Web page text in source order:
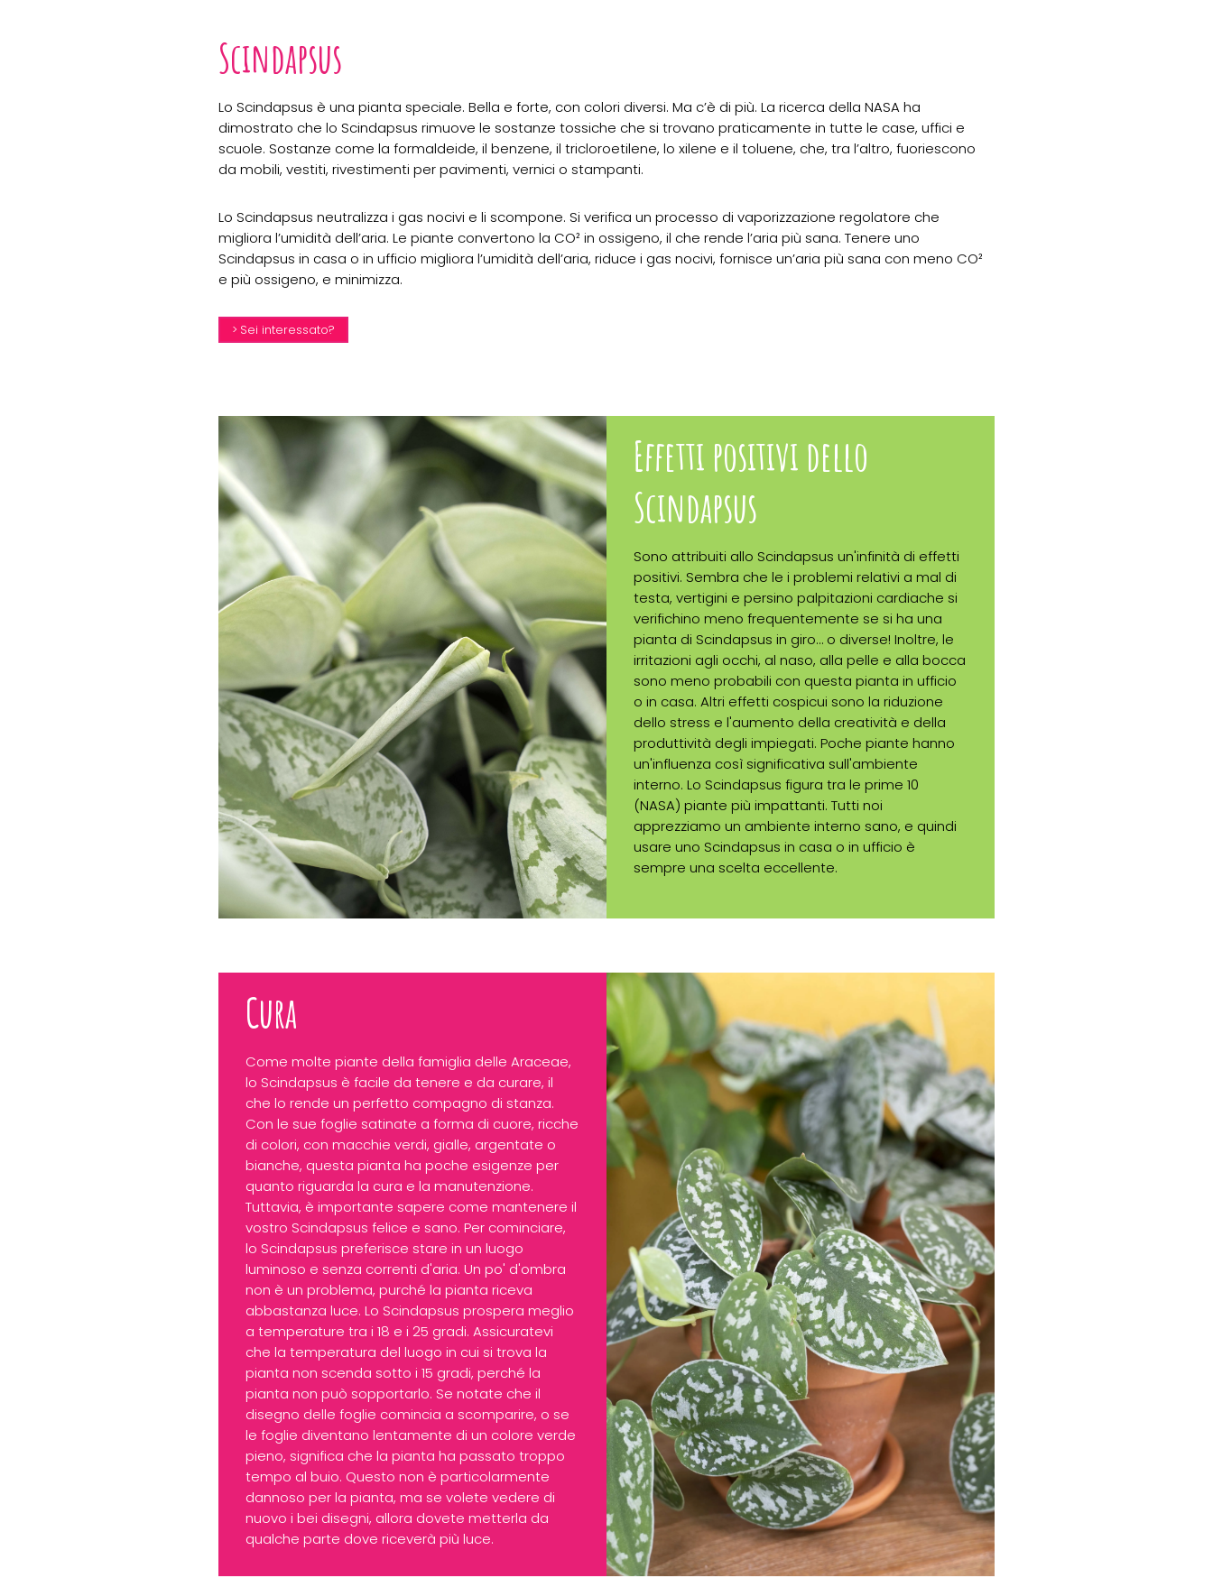
Scindapsus
Lo Scindapsus è una pianta speciale. Bella e forte, con colori diversi. Ma c’è di più. La ricerca della NASA ha
dimostrato che lo Scindapsus rimuove le sostanze tossiche che si trovano praticamente in tutte le case, uffici e
scuole. Sostanze come la formaldeide, il benzene, il tricloroetilene, lo xilene e il toluene, che, tra l’altro, fuoriescono
da mobili, vestiti, rivestimenti per pavimenti, vernici o stampanti.
Lo Scindapsus neutralizza i gas nocivi e li scompone. Si verifica un processo di vaporizzazione regolatore che
migliora l’umidità dell’aria. Le piante convertono la CO² in ossigeno, il che rende l’aria più sana. Tenere uno
Scindapsus in casa o in ufficio migliora l’umidità dell’aria, riduce i gas nocivi, fornisce un’aria più sana con meno CO²
e più ossigeno, e minimizza.
Sei interessato?
Effetti positivi dello
Scindapsus
Sono attribuiti allo Scindapsus un'infinità di effetti
positivi. Sembra che le i problemi relativi a mal di
testa, vertigini e persino palpitazioni cardiache si
verifichino meno frequentemente se si ha una
pianta di Scindapsus in giro… o diverse! Inoltre, le
irritazioni agli occhi, al naso, alla pelle e alla bocca
sono meno probabili con questa pianta in ufficio
o in casa. Altri effetti cospicui sono la riduzione
dello stress e l'aumento della creatività e della
produttività degli impiegati. Poche piante hanno
un'influenza così significativa sull'ambiente
interno. Lo Scindapsus figura tra le prime 10
(NASA) piante più impattanti. Tutti noi
apprezziamo un ambiente interno sano, e quindi
usare uno Scindapsus in casa o in ufficio è
sempre una scelta eccellente.
Cura
Come molte piante della famiglia delle Araceae,
lo Scindapsus è facile da tenere e da curare, il
che lo rende un perfetto compagno di stanza.
Con le sue foglie satinate a forma di cuore, ricche
di colori, con macchie verdi, gialle, argentate o
bianche, questa pianta ha poche esigenze per
quanto riguarda la cura e la manutenzione.
Tuttavia, è importante sapere come mantenere il
vostro Scindapsus felice e sano. Per cominciare,
lo Scindapsus preferisce stare in un luogo
luminoso e senza correnti d'aria. Un po' d'ombra
non è un problema, purché la pianta riceva
abbastanza luce. Lo Scindapsus prospera meglio
a temperature tra i 18 e i 25 gradi. Assicuratevi
che la temperatura del luogo in cui si trova la
pianta non scenda sotto i 15 gradi, perché la
pianta non può sopportarlo. Se notate che il
disegno delle foglie comincia a scomparire, o se
le foglie diventano lentamente di un colore verde
pieno, significa che la pianta ha passato troppo
tempo al buio. Questo non è particolarmente
dannoso per la pianta, ma se volete vedere di
nuovo i bei disegni, allora dovete metterla da
qualche parte dove riceverà più luce.